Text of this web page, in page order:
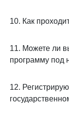
10. Как
11. Можете ли
программу под
12.